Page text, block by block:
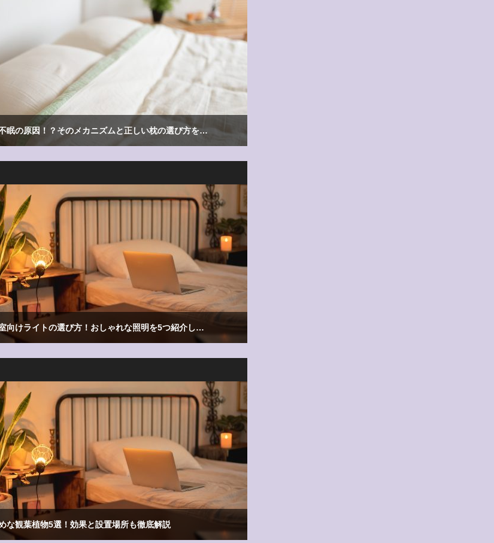
眠の原因！？そのメカニズムと正しい枕の選び方を…
向けライトの選び方！おしゃれな照明を5つ紹介し…
な観葉植物5選！効果と設置場所も徹底解説